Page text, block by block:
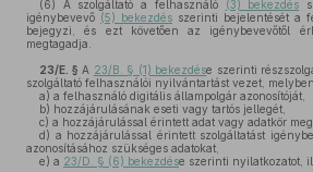
(6) A szolgáltató a felhasználó (3) bekezdés
igénybevevő (5) bekezdés szerinti bejelentését a
bejegyzi, és ezt követően az igénybevevőtől
megtagadja.
23/E. § A 23/B. § (1) bekezdése szerinti
szolgáltató felhasználói nyilvántartást vezet,
a) a felhasználó digitális állampolgár azonosítóját,
b) hozzájárulásának eseti vagy tartós jellegét,
c) a hozzájárulással érintett adat vagy adatkör
d) a hozzájárulással érintett szolgáltatást
azonosításához szükséges adatokat,
e) a 23/D. § (6) bekezdése szerinti nyilatkozatot,